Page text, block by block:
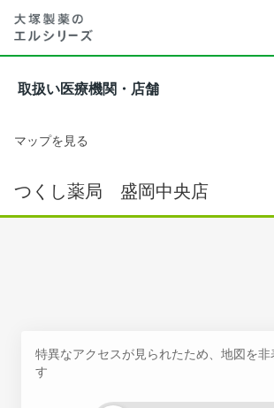
取扱い医療機関・店舗
マップを見る
つくし薬局 盛岡中央店
特異なアクセスが見られたため、地図を非
す